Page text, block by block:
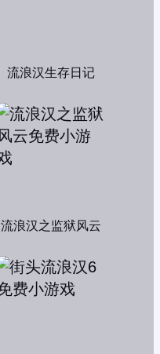
流浪汉生存日记
流浪汉之监狱风云